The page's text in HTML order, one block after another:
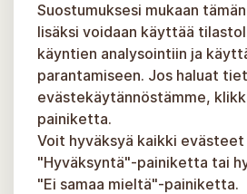
Suostumuksesi mukaan
lisäksi voidaan käyttää
käyntien analysointiin ja
parantamiseen. Jos haluat
evästekäytännöstämme,
painiketta.
Voit hyväksyä kaikki evästeet
"Hyväksyntä"-painiketta tai
"Ei samaa mieltä"-painiketta.